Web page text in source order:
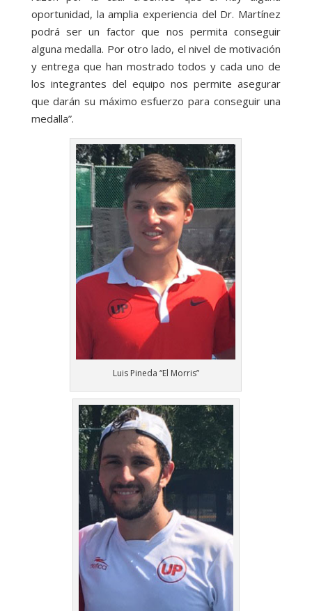
oportunidad, la amplia experiencia del Dr. Martínez
podrá ser un factor que nos permita conseguir
alguna medalla. Por otro lado, el nivel de motivación
y entrega que han mostrado todos y cada uno de
los integrantes del equipo nos permite asegurar
que darán su máximo esfuerzo para conseguir una
medalla”.
Luis Pineda “El Morris”